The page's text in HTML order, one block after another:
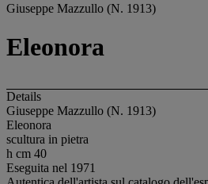
Giuseppe Mazzullo (N. 1913)
Eleonora
Details
Giuseppe Mazzullo (N. 1913)
Eleonora
scultura in pietra
h cm 40
Eseguita nel 1971